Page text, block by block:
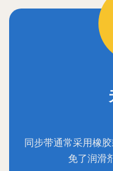
同步带通常采用橡
免了润滑